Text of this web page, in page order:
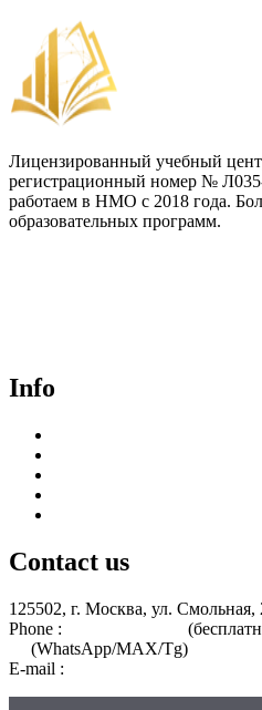
Лицензированный учебный
регистрационный номер №
работаем в НМО с 2018 года.
образовательных программ.
Info
Contact us
125502, г. Москва, ул. Смольная,
Phone :
(WhatsApp/MAX/Tg)
E-mail :